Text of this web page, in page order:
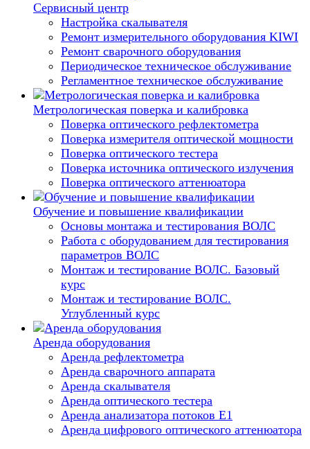
Сервисный центр
Настройка скалывателя
Ремонт измерительного оборудования KIWI
Ремонт сварочного оборудования
Периодическое техническое обслуживание
Регламентное техническое обслуживание
Метрологическая поверка и калибровка
Поверка оптического рефлектометра
Поверка измерителя оптической мощности
Поверка оптического тестера
Поверка источника оптического излучения
Поверка оптического аттенюатора
Обучение и повышение квалификации
Основы монтажа и тестирования ВОЛС
Работа с оборудованием для тестирования
параметров ВОЛС
Монтаж и тестирование ВОЛС. Базовый
курс
Монтаж и тестирование ВОЛС.
Углубленный курс
Аренда оборудования
Аренда рефлектометра
Аренда сварочного аппарата
Аренда скалывателя
Аренда оптического тестера
Аренда анализатора потоков Е1
Аренда цифрового оптического аттенюатора